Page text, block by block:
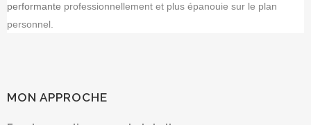
performante professionnellement et plus épanouie sur le plan
personnel.
MON APPROCHE